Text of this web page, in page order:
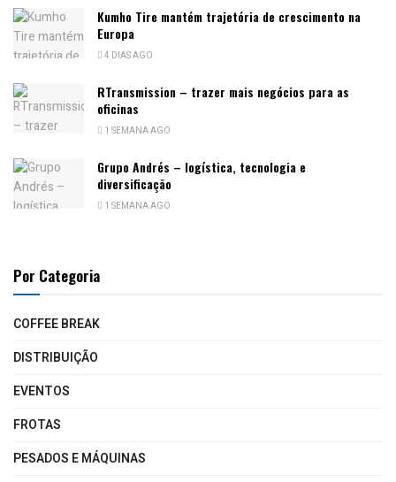
Kumho Tire mantém trajetória de crescimento na
Europa
4 DIAS AGO
RTransmission – trazer mais negócios para as
oficinas
1 SEMANA AGO
Grupo Andrés – logística, tecnologia e
diversificação
1 SEMANA AGO
Por Categoria
COFFEE BREAK
DISTRIBUIÇÃO
EVENTOS
FROTAS
PESADOS E MÁQUINAS